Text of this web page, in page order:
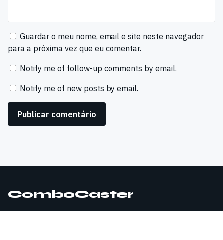
Guardar o meu nome, email e site neste navegador
para a próxima vez que eu comentar.
Notify me of follow-up comments by email.
Notify me of new posts by email.
ComboCaster